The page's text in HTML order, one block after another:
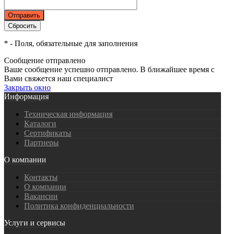
* - Поля, обязательные для заполнения
Сообщение отправлено
Ваше сообщение успешно отправлено. В ближайшее время с
Вами свяжется наш специалист
Закрыть окно
Информация
Техническая информация
Каталоги
Сертификаты
Партнеры
О компании
Контакты
О компании
Вакансии
Политика конфиденциальности
Услуги и сервисы